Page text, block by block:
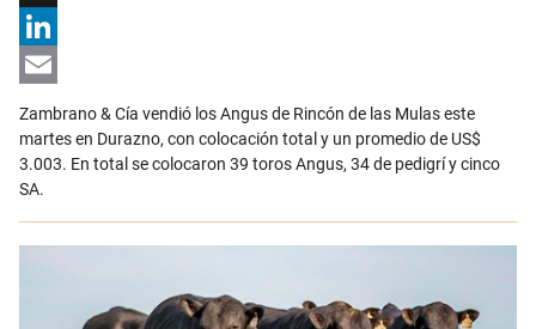
X
LinkedIn
Email
Zambrano & Cía vendió los Angus de Rincón de las Mulas este
martes en Durazno, con colocación total y un promedio de US$
3.003. En total se colocaron 39 toros Angus, 34 de pedigrí y cinco
SA.